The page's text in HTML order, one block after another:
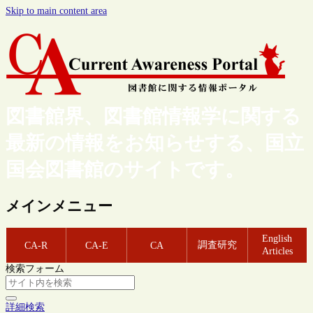
Skip to main content area
図書館界、図書館情報学に関する
最新の情報をお知らせする、国立
国会図書館のサイトです。
メインメニュー
CA-R CA-E CA 調査研究
English
Articles
検索フォーム
詳細検索